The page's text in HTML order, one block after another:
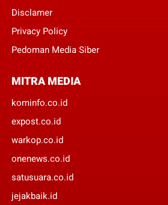
Disclamer
Privacy Policy
Pedoman Media Siber
MITRA MEDIA
kominfo.co.id
expost.co.id
warkop.co.id
onenews.co.id
satusuara.co.id
jejakbaik.id